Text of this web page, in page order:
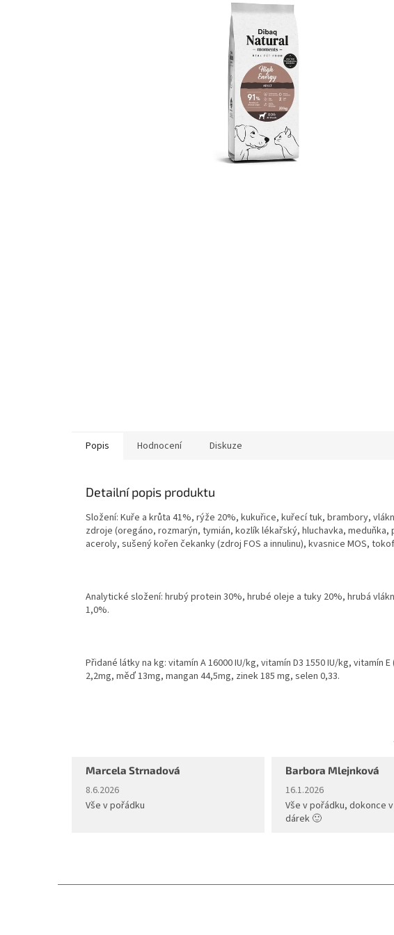
Popis Hodnocení Diskuze
Detailní popis produktu
Složení: Kuře a krůta 41%, rýže 20%, kukuřice, kuřecí tuk, brambory,
zdroje (oregáno, rozmarýn, tymián, kozlík lékařský, hluchavka,
aceroly, sušený kořen čekanky (zdroj FOS a innulinu), kvasnice MOS,
Analytické složení: hrubý protein 30%, hrubé oleje a tuky 20%, hrubá
1,0%.
Přidané látky na kg: vitamín A 16000 IU/kg, vitamín D3 1550 IU/kg,
2,2mg, měď 13mg, mangan 44,5mg, zinek 185 mg, selen 0,33.
Marcela Strnadová
Hodnocení obchodu je 5 z 5 hvězdiček.
8.6.2026
Vše v pořádku
Barbora Mlejnková
Hodnocení obchodu je 5 z
16.1.2026
Vše v pořádku, dokonce
dárek 🙂